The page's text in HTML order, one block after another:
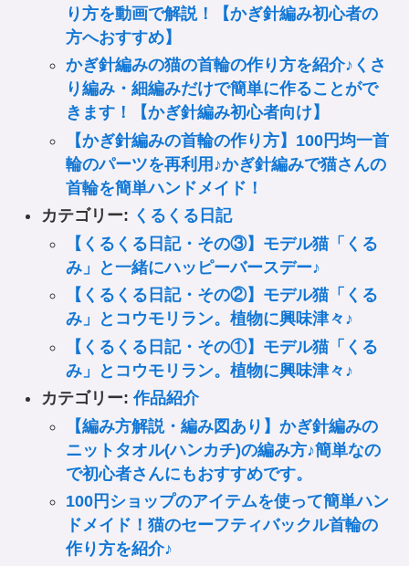
り方を動画で解説！【かぎ針編み初心者の
方へおすすめ】
かぎ針編みの猫の首輪の作り方を紹介♪くさ
り編み・細編みだけで簡単に作ることがで
きます！【かぎ針編み初心者向け】
【かぎ針編みの首輪の作り方】100円均一首
輪のパーツを再利用♪かぎ針編みで猫さんの
首輪を簡単ハンドメイド！
カテゴリー: くるくる日記
【くるくる日記・その③】モデル猫「くる
み」と一緒にハッピーバースデー♪
【くるくる日記・その②】モデル猫「くる
み」とコウモリラン。植物に興味津々♪
【くるくる日記・その①】モデル猫「くる
み」とコウモリラン。植物に興味津々♪
カテゴリー:作品紹介
【編み方解説・編み図あり】かぎ針編みの
ニットタオル(ハンカチ)の編み方♪簡単なの
で初心者さんにもおすすめです。
100円ショップのアイテムを使って簡単ハン
ドメイド！猫のセーフティバックル首輪の
作り方を紹介♪